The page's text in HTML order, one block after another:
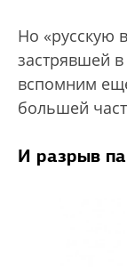
Но «русскую
застрявшей
вспомним
большей
И разрыв